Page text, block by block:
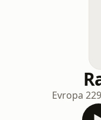
Evropa 2